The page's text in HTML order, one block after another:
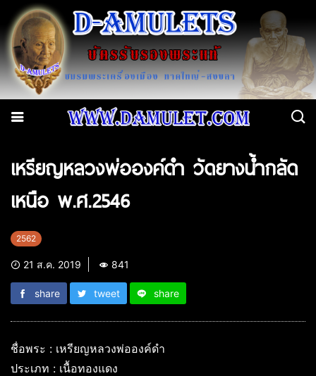
เหรียญหลวงพ่อองค์ดำ วัดยางน้ำกลัด
เหนือ พ.ศ.2546
2562
21 ส.ค. 2019 841
share tweet share
ชื่อพระ : เหรียญหลวงพ่อองค์ดำ
ประเภท : เนื้อทองแดง